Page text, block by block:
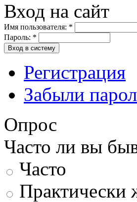
Вход на сайт
Имя пользователя: *
Пароль: *
Вход в систему
Регистрация
Забыли
Опрос
Часто ли вы
Часто
Практически